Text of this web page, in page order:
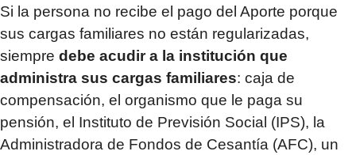
Si la persona no recibe el pago del Aporte porque
sus cargas familiares no están regularizadas,
siempre debe acudir a la institución que
administra sus cargas familiares: caja de
compensación, el organismo que le paga su
pensión, el Instituto de Previsión Social (IPS), la
Administradora de Fondos de Cesantía (AFC), un